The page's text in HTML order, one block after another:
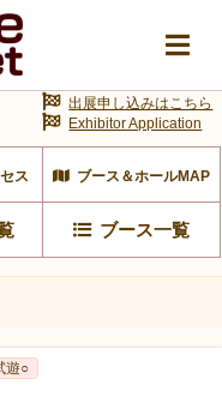
ス ブース＆ホールMAP
ブース一覧
出展申し込みはこちら
Exhibitor Application
遊○